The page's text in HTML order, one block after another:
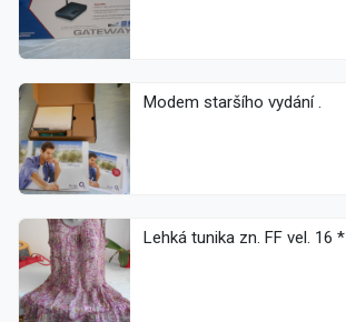
Modem staršího vydání .
Lehká tunika zn. FF vel. 16 *